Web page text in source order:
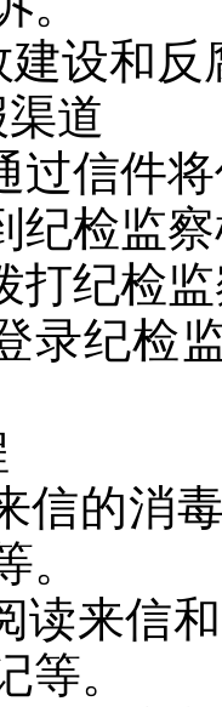
建设和
道
过信件
纪检监
打纪检
录纪检
信的消
。
读来信
等。